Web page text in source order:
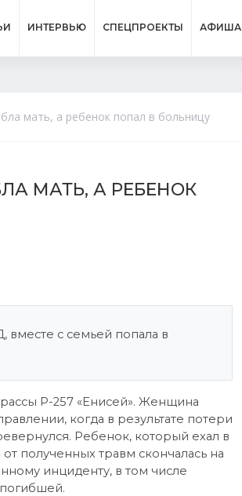
ИНТЕРВЬЮ СПЕЦПРОЕКТЫ АФИША
мать, а ребенок попал в больницу
МАТЬ, А РЕБЕНОК
вместе с семьей попала в
Р-257 «Енисей». Женщина
когда в результате потери
Ребенок, который ехал в
полученных травм скончалась на
инциденту, в том числе
погибшей.